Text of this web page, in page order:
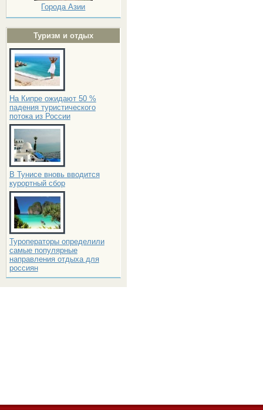
Города Азии
Туризм и отдых
На Кипре ожидают 50 %
падения туристического
потока из России
В Тунисе вновь вводится
курортный сбор
Туроператоры определили
самые популярные
направления отдыха для
россиян